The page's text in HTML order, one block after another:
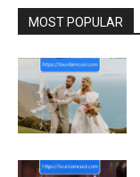
MOST POPULAR